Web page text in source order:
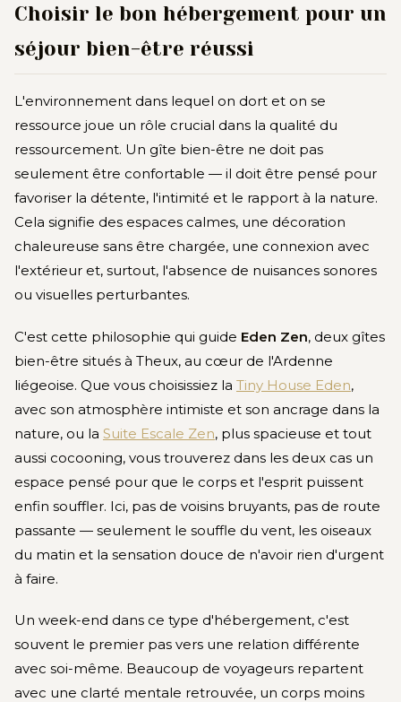
Choisir le bon hébergement pour un
séjour bien-être réussi
L'environnement dans lequel on dort et on se
ressource joue un rôle crucial dans la qualité du
ressourcement. Un gîte bien-être ne doit pas
seulement être confortable — il doit être pensé pour
favoriser la détente, l'intimité et le rapport à la nature.
Cela signifie des espaces calmes, une décoration
chaleureuse sans être chargée, une connexion avec
l'extérieur et, surtout, l'absence de nuisances sonores
ou visuelles perturbantes.
C'est cette philosophie qui guide Eden Zen, deux gîtes
bien-être situés à Theux, au cœur de l'Ardenne
liégeoise. Que vous choisissiez la Tiny House Eden,
avec son atmosphère intimiste et son ancrage dans la
nature, ou la Suite Escale Zen, plus spacieuse et tout
aussi cocooning, vous trouverez dans les deux cas un
espace pensé pour que le corps et l'esprit puissent
enfin souffler. Ici, pas de voisins bruyants, pas de route
passante — seulement le souffle du vent, les oiseaux
du matin et la sensation douce de n'avoir rien d'urgent
à faire.
Un week-end dans ce type d'hébergement, c'est
souvent le premier pas vers une relation différente
avec soi-même. Beaucoup de voyageurs repartent
avec une clarté mentale retrouvée, un corps moins